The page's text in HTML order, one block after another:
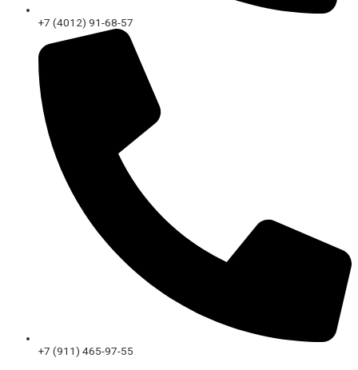
+7 (4012) 91-68-57
+7 (911) 465-97-55